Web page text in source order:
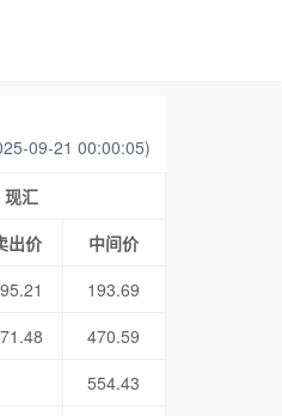
09-21 00:00:05)
现汇
出价
中间价
193.69
470.59
554.43